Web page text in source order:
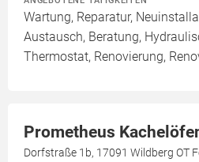
Wartung, Reparatur,
Austausch, Beratung,
Thermostat, Renovierung,
Prometheus
Dorfstraße 1b, 17091 Wildberg OT